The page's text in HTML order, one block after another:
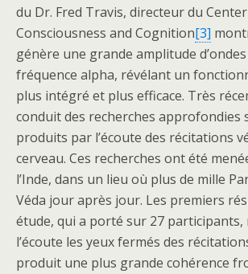
du Dr. Fred Travis, directeur du
Consciousness and Cognition[3]
génère une grande amplitude
fréquence alpha, révélant un
plus intégré et plus efficace. Très
conduit des recherches approfondies
produits par l’écoute des récitations
cerveau. Ces recherches ont été
l’Inde, dans un lieu où plus de mille
Véda jour après jour. Les premiers
étude, qui a porté sur 27
l’écoute les yeux fermés des
produit une plus grande cohérence